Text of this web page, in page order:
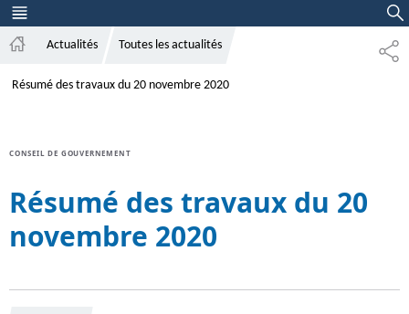
MENU
PRINCIPAL
AFFICHER / MASQUER LA RECHERCHE
P
c
i
Actualités Toutes les actualités
Résumé des travaux du 20 novembre 2020
Résumé des travaux du 20
novembre 2020
CONSEIL DE GOUVERNEMENT